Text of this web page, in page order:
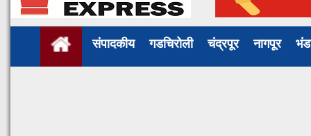
संपादकीय गडचिरोली चंद्रपूर नागपूर